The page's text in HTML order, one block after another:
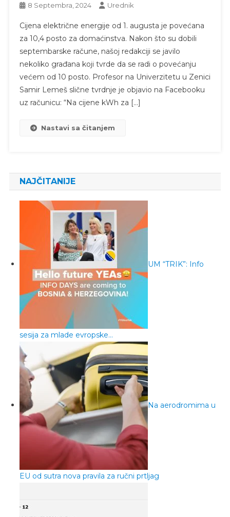
8 Septembra, 2024 Urednik
Cijena električne energije od 1. augusta je povećana
za 10,4 posto za domaćinstva. Nakon što su dobili
septembarske račune, našoj redakciji se javilo
nekoliko građana koji tvrde da se radi o povećanju
većem od 10 posto. Profesor na Univerzitetu u Zenici
Samir Lemeš slične tvrdnje je objavio na Facebooku
uz računicu: “Na cijene kWh za […]
Nastavi sa čitanjem
NAJČITANIJE
UM “TRIK”: Info
sesija za mlade evropske…
Na aerodromima u
EU od sutra nova pravila za ručni prtljag